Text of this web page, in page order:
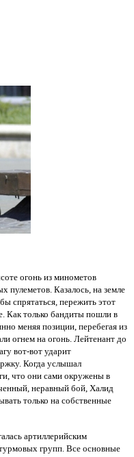
огонь из минометов
пулеметов. Казалось, на земле
спрятаться, пережить этот
Как только бандиты пошли в
меняя позиции, перебегая из
огнем на огонь. Лейтенант до
вот-вот ударит
Когда услышал
что они сами окружены в
неравный бой, Халид
только на собственные
артиллерийским
групп. Все основные